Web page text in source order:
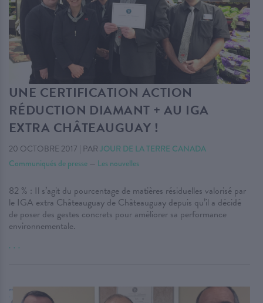
UNE CERTIFICATION ACTION
RÉDUCTION DIAMANT + AU IGA
EXTRA CHÂTEAUGUAY !
20 OCTOBRE 2017 | PAR JOUR DE LA TERRE CANADA
Communiqués de presse — Les nouvelles
82 % : Il s’agit du pourcentage de matières résiduelles valorisé par
le IGA extra Châteauguay de Châteauguay depuis qu’il a décidé
de poser des gestes concrets pour améliorer sa performance
environnementale.
. . .